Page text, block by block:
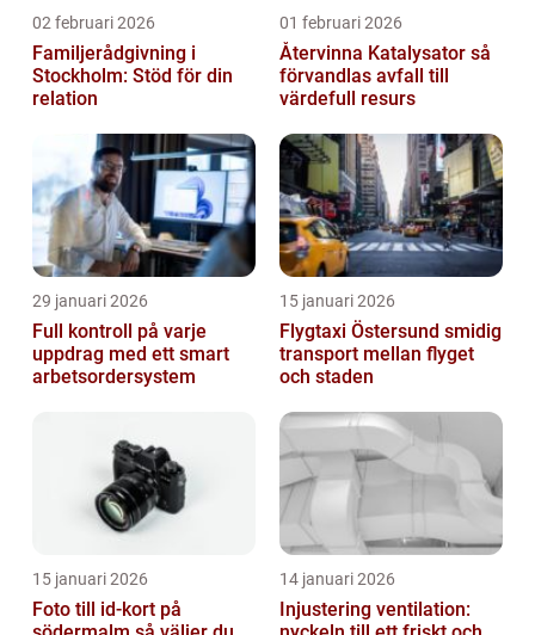
02 februari 2026
Familjerådgivning i
Stockholm: Stöd för din
relation
01 februari 2026
Återvinna Katalysator så
förvandlas avfall till
värdefull resurs
29 januari 2026
Full kontroll på varje
uppdrag med ett smart
arbetsordersystem
15 januari 2026
Flygtaxi Östersund smidig
transport mellan flyget
och staden
15 januari 2026
Foto till id-kort på
14 januari 2026
Injustering ventilation: